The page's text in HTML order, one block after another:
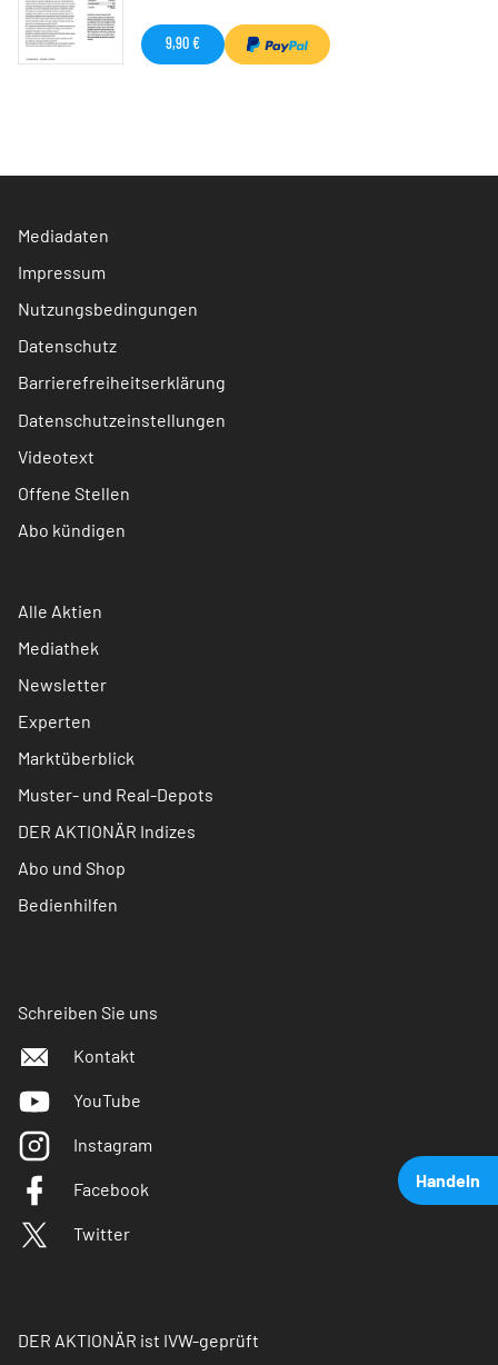
Handeln
9,90 €
Mediadaten
Impressum
Nutzungsbedingungen
Datenschutz
Barrierefreiheitserklärung
Datenschutzeinstellungen
Videotext
Offene Stellen
Abo kündigen
Alle Aktien
Mediathek
Newsletter
Experten
Marktüberblick
Muster- und Real-Depots
DER AKTIONÄR Indizes
Abo und Shop
Bedienhilfen
Schreiben Sie uns
Kontakt
YouTube
Instagram
Facebook
Twitter
DER AKTIONÄR ist IVW-geprüft